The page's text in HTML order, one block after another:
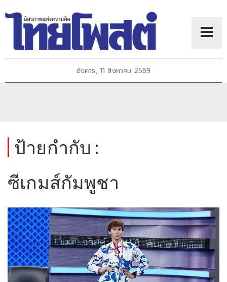
อังคาร, 11 สิงหาคม 2569
ป้ายกำกับ :
ซีเกมส์กัมพูชา